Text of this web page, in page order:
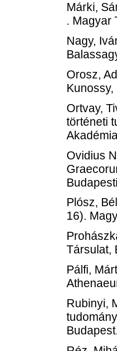
Márki,
. Magyar
Nagy,
Orosz,
Ortvay,
történeti
Ovidius
Plósz,
16).
Társulat,
Pálfi,
Rubinyi,